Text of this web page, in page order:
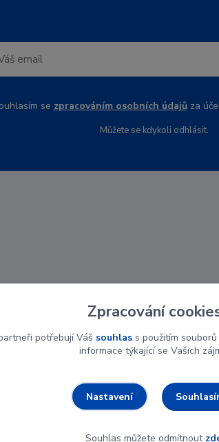
se zpracováním osobních údajůza
Můžete se kdykoli odhlásit.
Zpracování
potřebují Váš souhlass použitím souborů
informace týkající se Vašich
Nastavení
Souhlas můžete odmítnout